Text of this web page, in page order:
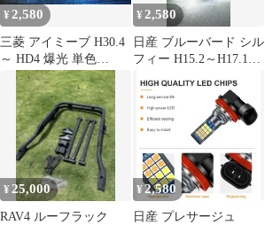
¥ 2,580
三菱 アイミーブ H30.4
～ HD4 爆光 単色
H8/H11/H16 LED フォ
グランプ バルブ 球 2個
SET 特注ハイパワー
LEDチップ搭載 ポン付
け 新品 送料込み Bタイ
¥ 2,580
日産 ブルーバード シル
フィー H15.2～H17.11
H8/H11/H16 LED フォ
グランプ バルブ 球 2個
SET 特注ハイパワー
LEDチップ搭載 ポン付
け 新品 送料込み Bタイ
プ
¥ 25,000
RAV4 ルーフラック
¥2,580
日産 プレサージュ